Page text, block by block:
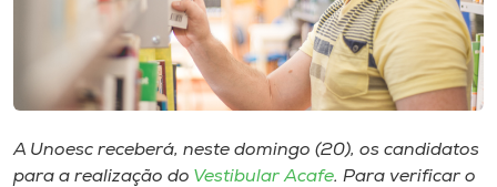
Biblioteca
Editora
Rádio
A Unoesc receberá, neste domingo (20), os candidatos
para a realização do Vestibular Acafe. Para verificar o